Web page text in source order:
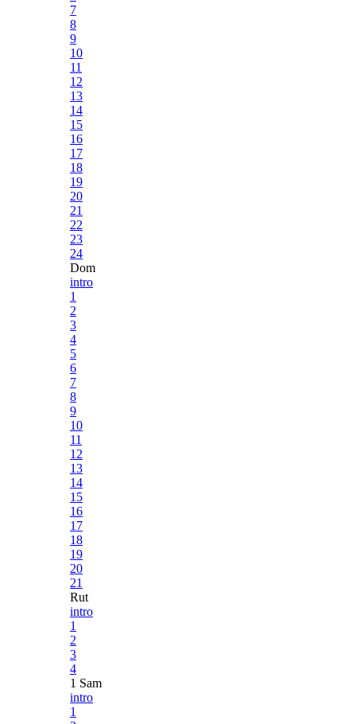
7
8
9
10
11
12
13
14
15
16
17
18
19
20
21
22
23
24
Dom
intro
1
2
3
4
5
6
7
8
9
10
11
12
13
14
15
16
17
18
19
20
21
Rut
intro
1
2
3
4
1 Sam
intro
1